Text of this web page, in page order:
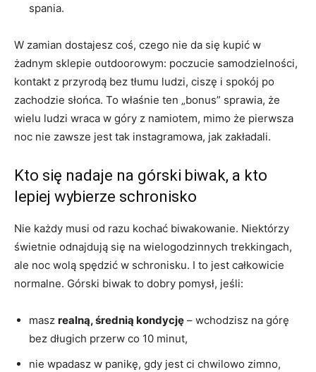
spania.
W zamian dostajesz coś, czego nie da się kupić w
żadnym sklepie outdoorowym: poczucie samodzielności,
kontakt z przyrodą bez tłumu ludzi, ciszę i spokój po
zachodzie słońca. To właśnie ten „bonus” sprawia, że
wielu ludzi wraca w góry z namiotem, mimo że pierwsza
noc nie zawsze jest tak instagramowa, jak zakładali.
Kto się nadaje na górski biwak, a kto
lepiej wybierze schronisko
Nie każdy musi od razu kochać biwakowanie. Niektórzy
świetnie odnajdują się na wielogodzinnych trekkingach,
ale noc wolą spędzić w schronisku. I to jest całkowicie
normalne. Górski biwak to dobry pomysł, jeśli:
masz realną, średnią kondycję – wchodzisz na górę
bez długich przerw co 10 minut,
nie wpadasz w panikę, gdy jest ci chwilowo zimno,